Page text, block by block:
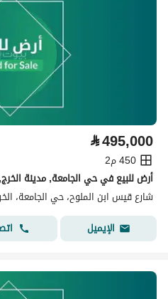
⃁495,000
450 م2
أرض للبيع في حي الجامعة, مدينة
شارع قيس ابن الملوح، حي الجامعة،
الإيميل